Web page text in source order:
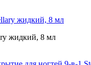
жидкий, 8 мл